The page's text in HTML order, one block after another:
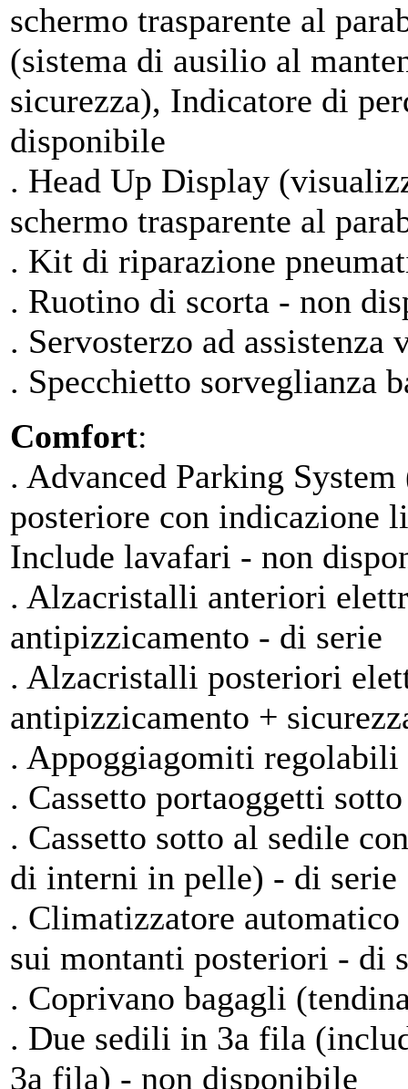
schermo trasparente al
(sistema di ausilio al
sicurezza), Indicatore di
disponibile
. Head Up Display
schermo trasparente al
. Kit di riparazione
. Ruotino di scorta - non
. Servosterzo ad
. Specchietto sorveglianza
Comfort:
. Advanced Parking
posteriore con indicazione
Include lavafari - non
. Alzacristalli anteriori
antipizzicamento - di serie
. Alzacristalli posteriori
antipizzicamento +
. Appoggiagomiti
. Cassetto portaoggetti
. Cassetto sotto al sedile
di interni in pelle) - di serie
. Climatizzatore
sui montanti posteriori - di
. Coprivano bagagli
. Due sedili in 3a fila
3a fila) - non disponibile